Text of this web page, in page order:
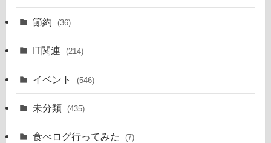
節約 (36)
IT関連 (214)
イベント (546)
未分類 (435)
食べログ行ってみた (7)